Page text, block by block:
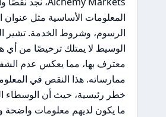
المعلومات الأساسية مثل عنوان
الرسوم، وشروط الخدمة. تشير
الوسيط لا يمتلك ترخيصًا من أي
معترف بها، مما يعكس عدم
ممارساته. هذا النقص في
خطر رئيسية، حيث أن الوسطاء
ما يكون لديهم معلومات واضحة